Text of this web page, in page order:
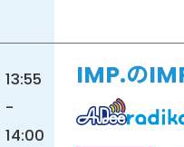
13:55
-
14:00
IMP.の